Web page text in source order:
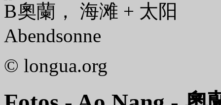
奧蘭， 海滩 + 太阳
Abendsonne
© longua.org